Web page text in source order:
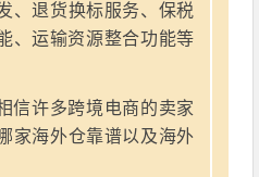
、退货换标服务、保税
、运输资源整合功能等
信许多跨境电商的卖家
家海外仓靠谱以及海外